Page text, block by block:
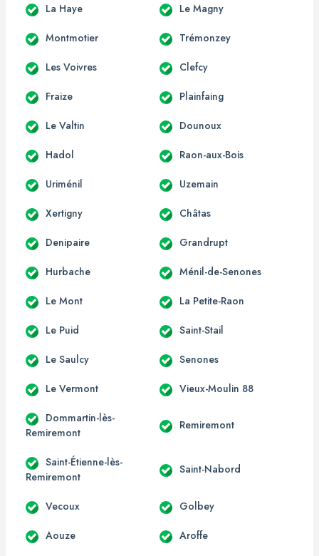
La Haye Le Magny
Montmotier Trémonzey
Les Voivres Clefcy
Fraize Plainfaing
Le Valtin Dounoux
Hadol Raon-aux-Bois
Uriménil Uzemain
Xertigny Châtas
Denipaire Grandrupt
Hurbache Ménil-de-Senones
Le Mont La Petite-Raon
Le Puid Saint-Stail
Le Saulcy Senones
Le Vermont Vieux-Moulin 88
Dommartin-lès-
Remiremont
Remiremont
Saint-Étienne-lès-
Remiremont
Saint-Nabord
Vecoux Golbey
Aouze Aroffe